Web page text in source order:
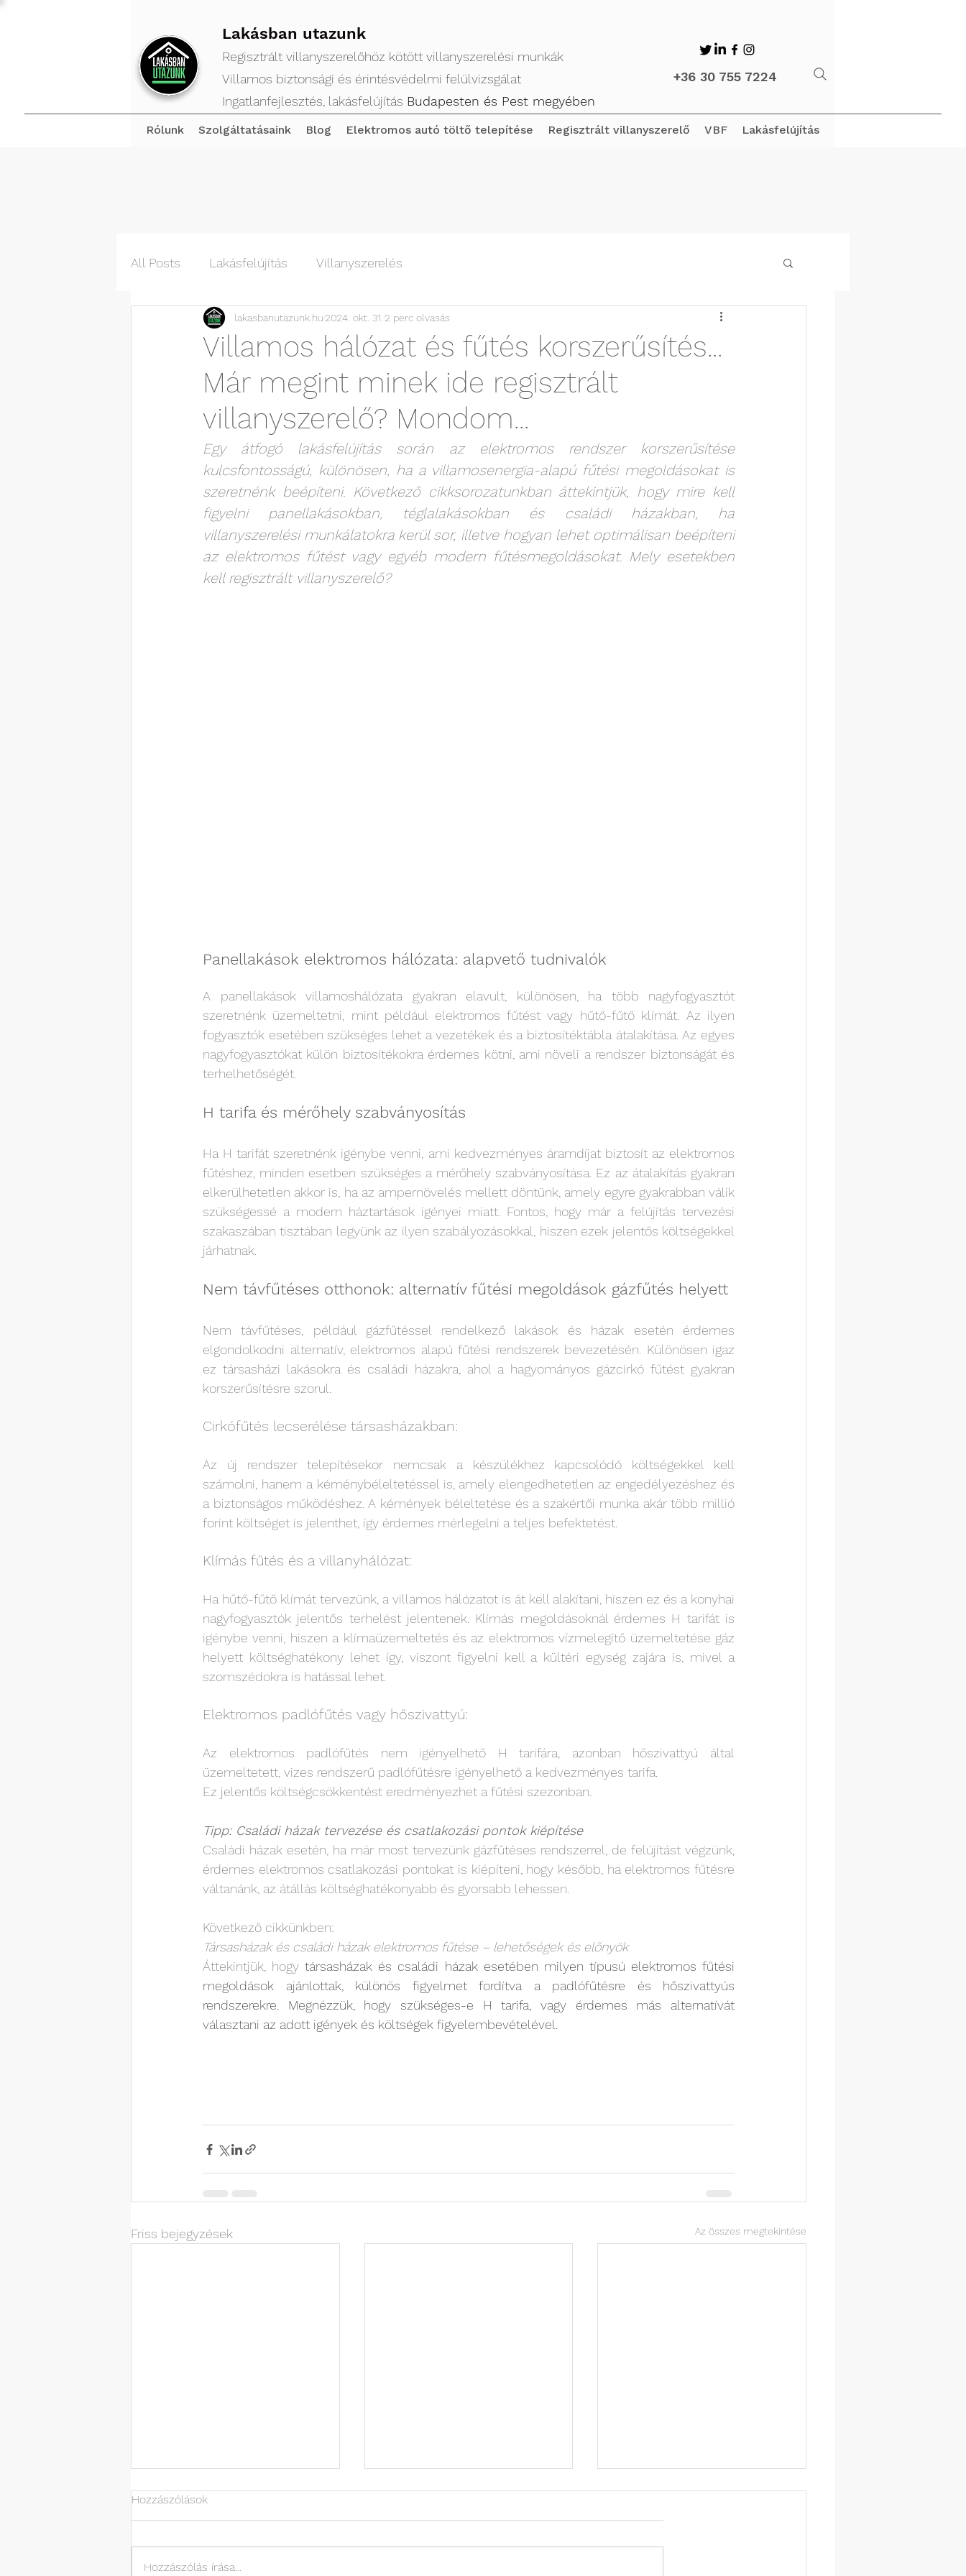
Lakásban utazunk
Regisztrált villanyszerelőhöz kötött villanyszerelési munkák
Villamos biztonsági és érintésvédelmi felülvizsgálat
Ingatlanfejlesztés, lakásfelújítás Budapesten és Pest megyében
Rólunk Szolgáltatásaink Blog Elektromos autó töltő telepítése Regisztrált villanyszerelő VBF Lakásfelújítás
+36 30 755 7224
All Posts Lakásfelújítás Villanyszerelés
Villamos hálózat és fűtés korszerűsítés...
Már megint minek ide regisztrált
villanyszerelő? Mondom...
lakasbanutazunk.hu2024. okt. 31. 2 perc olvasás
Egy átfogó lakásfelújítás során az elektromos rendszer korszerűsítése
kulcsfontosságú, különösen, ha a villamosenergia-alapú fűtési megoldásokat is
szeretnénk beépíteni. Következő cikksorozatunkban áttekintjük, hogy mire kell
figyelni panellakásokban, téglalakásokban és családi házakban, ha
villanyszerelési munkálatokra kerül sor, illetve hogyan lehet optimálisan beépíteni
az elektromos fűtést vagy egyéb modern fűtésmegoldásokat. Mely esetekben
kell regisztrált villanyszerelő?
Panellakások elektromos hálózata: alapvető tudnivalók
A panellakások villamoshálózata gyakran elavult, különösen, ha több nagyfogyasztót
szeretnénk üzemeltetni, mint például elektromos fűtést vagy hűtő-fűtő klímát. Az ilyen
fogyasztók esetében szükséges lehet a vezetékek és a biztosítéktábla átalakítása. Az egyes
nagyfogyasztókat külön biztosítékokra érdemes kötni, ami növeli a rendszer biztonságát és
terhelhetőségét.
H tarifa és mérőhely szabványosítás
Ha H tarifát szeretnénk igénybe venni, ami kedvezményes áramdíjat biztosít az elektromos
fűtéshez, minden esetben szükséges a mérőhely szabványosítása. Ez az átalakítás gyakran
elkerülhetetlen akkor is, ha az ampernövelés mellett döntünk, amely egyre gyakrabban válik
szükségessé a modern háztartások igényei miatt. Fontos, hogy már a felújítás tervezési
szakaszában tisztában legyünk az ilyen szabályozásokkal, hiszen ezek jelentős költségekkel
járhatnak.
Nem távfűtéses otthonok: alternatív fűtési megoldások gázfűtés helyett
Nem távfűtéses, például gázfűtéssel rendelkező lakások és házak esetén érdemes
elgondolkodni alternatív, elektromos alapú fűtési rendszerek bevezetésén. Különösen igaz
ez társasházi lakásokra és családi házakra, ahol a hagyományos gázcirkó fűtést gyakran
korszerűsítésre szorul.
Cirkófűtés lecserélése társasházakban:
Az új rendszer telepítésekor nemcsak a készülékhez kapcsolódó költségekkel kell
számolni, hanem a kéménybéleltetéssel is, amely elengedhetetlen az engedélyezéshez és
a biztonságos működéshez. A kémények béleltetése és a szakértői munka akár több millió
forint költséget is jelenthet, így érdemes mérlegelni a teljes befektetést.
Klímás fűtés és a villanyhálózat:
Ha hűtő-fűtő klímát tervezünk, a villamos hálózatot is át kell alakítani, hiszen ez és a konyhai
nagyfogyasztók jelentős terhelést jelentenek. Klímás megoldásoknál érdemes H tarifát is
igénybe venni, hiszen a klímaüzemeltetés és az elektromos vízmelegítő üzemeltetése gáz
helyett költséghatékony lehet így, viszont figyelni kell a kültéri egység zajára is, mivel a
szomszédokra is hatással lehet.
Elektromos padlófűtés vagy hőszivattyú:
Az elektromos padlófűtés nem igényelhető H tarifára, azonban hőszivattyú által
üzemeltetett, vizes rendszerű padlófűtésre igényelhető a kedvezményes tarifa.
Ez jelentős költségcsökkentést eredményezhet a fűtési szezonban.
Tipp: Családi házak tervezése és csatlakozási pontok kiépítése
Családi házak esetén, ha már most tervezünk gázfűtéses rendszerrel, de felújítást végzünk,
érdemes elektromos csatlakozási pontokat is kiépíteni, hogy később, ha elektromos fűtésre
váltanánk, az átállás költséghatékonyabb és gyorsabb lehessen.
Következő cikkünkben:
Társasházak és családi házak elektromos fűtése – lehetőségek és előnyök
Áttekintjük, hogy társasházak és családi házak esetében milyen típusú elektromos fűtési
megoldások ajánlottak, különös figyelmet fordítva a padlófűtésre és hőszivattyús
rendszerekre. Megnézzük, hogy szükséges-e H tarifa, vagy érdemes más alternatívát
választani az adott igények és költségek figyelembevételével.
Friss bejegyzések Az összes megtekintése
Hozzászólások
Hozzászólás írása...